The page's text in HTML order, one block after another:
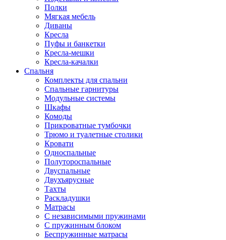
Полки
Мягкая мебель
Диваны
Кресла
Пуфы и банкетки
Кресла-мешки
Кресла-качалки
Спальня
Комплекты для спальни
Спальные гарнитуры
Модульные системы
Шкафы
Комоды
Прикроватные тумбочки
Трюмо и туалетные столики
Кровати
Односпальные
Полутороспальные
Двуспальные
Двухъярусные
Тахты
Раскладушки
Матрасы
С независимыми пружинами
С пружинным блоком
Беспружинные матрасы